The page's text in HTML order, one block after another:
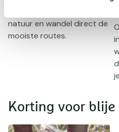
natuur en wandel direct de
mooiste routes.
Korting voor blije